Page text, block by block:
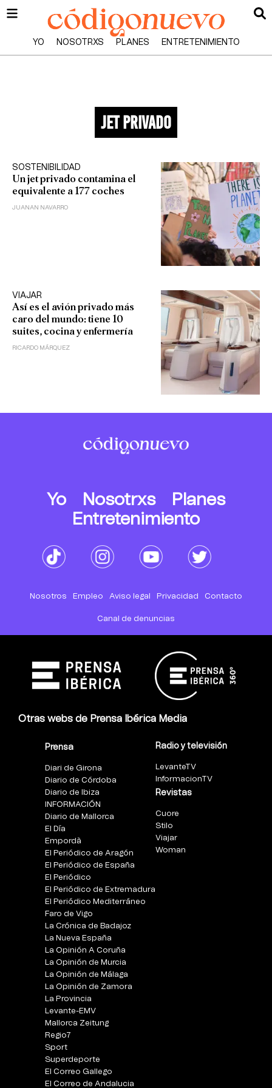
YO NOSOTRXS PLANES ENTRETENIMIENTO
jet privado
SOSTENIBILIDAD
Un jet privado contamina el
equivalente a 177 coches
JUANAN NAVARRO
VIAJAR
Así es el avión privado más
caro del mundo: tiene 10
suites, cocina y enfermería
RICARDO MÁRQUEZ
Yo Nosotrxs
Planes
Entretenimiento
Nosotros Empleo Aviso legal Privacidad Contacto
Canal de denuncias
Otras webs de Prensa Ibérica Media
Prensa
Diari de Girona
Diario de Córdoba
Diario de Ibiza
INFORMACIÓN
Diario de Mallorca
El Día
Empordà
El Periódico de Aragón
El Periódico de España
El Periódico
El Periódico de Extremadura
El Periódico Mediterráneo
Faro de Vigo
La Crónica de Badajoz
La Nueva España
La Opinión A Coruña
La Opinión de Murcia
La Opinión de Málaga
La Opinión de Zamora
La Provincia
Levante-EMV
Mallorca Zeitung
Regio7
Sport
Superdeporte
El Correo Gallego
El Correo de Andalucia
Radio y televisión
LevanteTV
InformacionTV
Revistas
Cuore
Stilo
Viajar
Woman